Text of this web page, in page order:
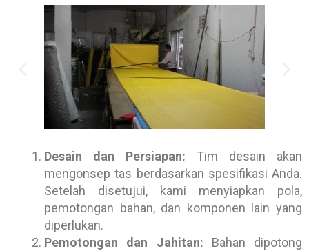
Desain dan Persiapan: Tim desain akan
mengonsep tas berdasarkan spesifikasi Anda.
Setelah disetujui, kami menyiapkan pola,
pemotongan bahan, dan komponen lain yang
diperlukan.
Pemotongan dan Jahitan: Bahan dipotong